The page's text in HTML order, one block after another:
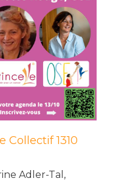
Collectif 1310
Adler-Tal,